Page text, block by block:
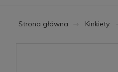
Strona główna Kinkiety